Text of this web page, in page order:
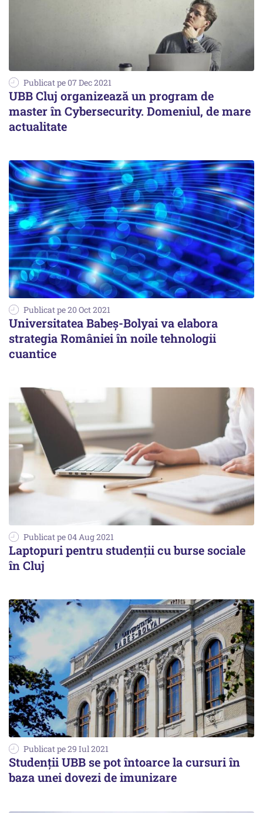
Publicat pe 07 Dec 2021
UBB Cluj organizează un program de
master în Cybersecurity. Domeniul, de mare
actualitate
Publicat pe 20 Oct 2021
Universitatea Babeş-Bolyai va elabora
strategia României în noile tehnologii
cuantice
Publicat pe 04 Aug 2021
Laptopuri pentru studenții cu burse sociale
în Cluj
Publicat pe 29 Iul 2021
Studenții UBB se pot întoarce la cursuri în
baza unei dovezi de imunizare